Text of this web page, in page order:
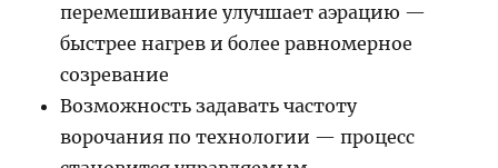
перемешивание улучшает аэрацию —
быстрее нагрев и более равномерное
созревание
Возможность задавать частоту
ворочания по технологии — процесс